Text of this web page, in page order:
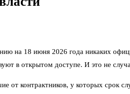
на 18 июня 2026 года никаких
в открытом доступе. И это не
от контрактников, у которых срок